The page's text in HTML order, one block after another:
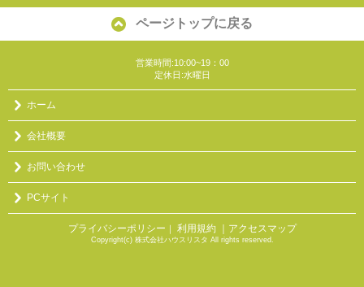
ページトップに戻る
営業時間:10:00~19：00
定休日:水曜日
ホーム
会社概要
お問い合わせ
PCサイト
プライバシーポリシー ｜ 利用規約 ｜アクセスマップ
Copyright(c) 株式会社ハウスリスタ All rights reserved.